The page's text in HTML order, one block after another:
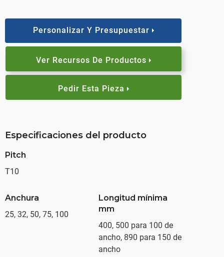
Personalizar Y Presupuestar
Ver Recursos De Productos
Pedir Esta Pieza
Especificaciones del producto
Pitch
T10
Anchura
25, 32, 50, 75, 100
Longitud mínima
mm
400, 500 para 100 de
ancho, 890 para 150 de
ancho